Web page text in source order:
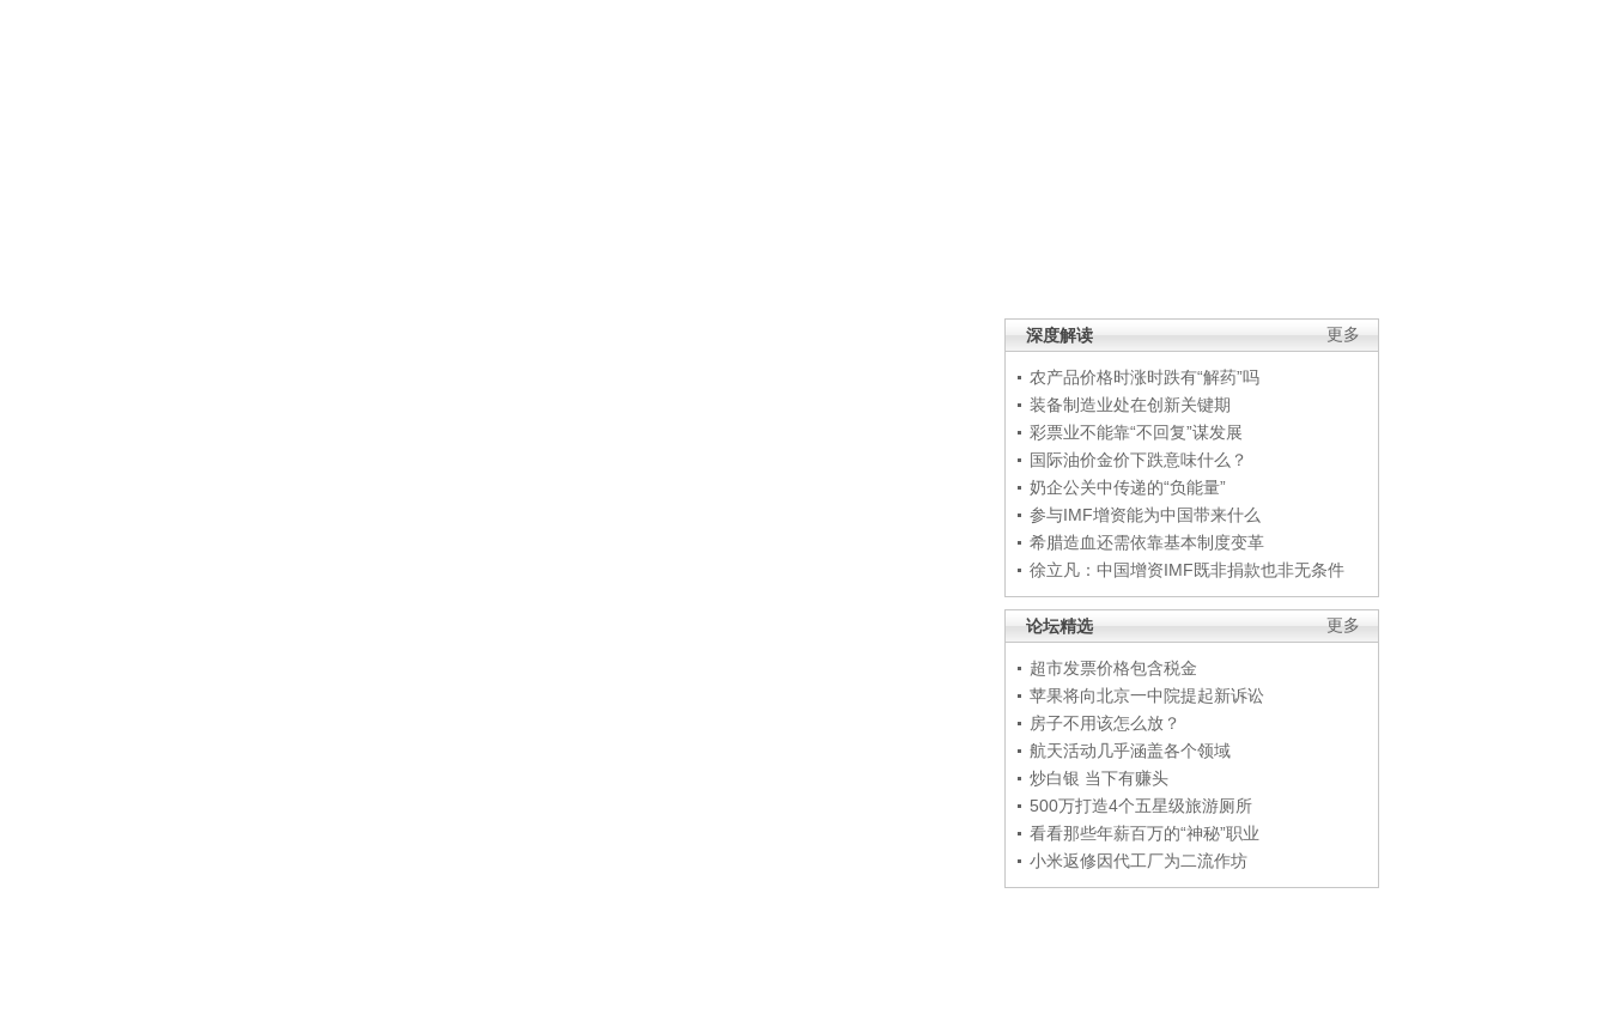
更多
深度解读
农产品价格时涨时跌有“解药”吗
装备制造业处在创新关键期
彩票业不能靠“不回复”谋发展
国际油价金价下跌意味什么？
奶企公关中传递的“负能量”
参与IMF增资能为中国带来什么
希腊造血还需依靠基本制度变革
徐立凡：中国增资IMF既非捐款也非无条件
更多
论坛精选
超市发票价格包含税金
苹果将向北京一中院提起新诉讼
房子不用该怎么放？
航天活动几乎涵盖各个领域
炒白银 当下有赚头
500万打造4个五星级旅游厕所
看看那些年薪百万的“神秘”职业
小米返修因代工厂为二流作坊